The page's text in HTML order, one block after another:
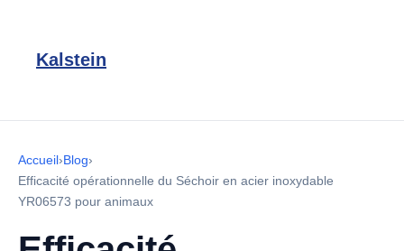
Kalstein
Accueil›Blog›
Efficacité opérationnelle du Séchoir en acier inoxydable
YR06573 pour animaux